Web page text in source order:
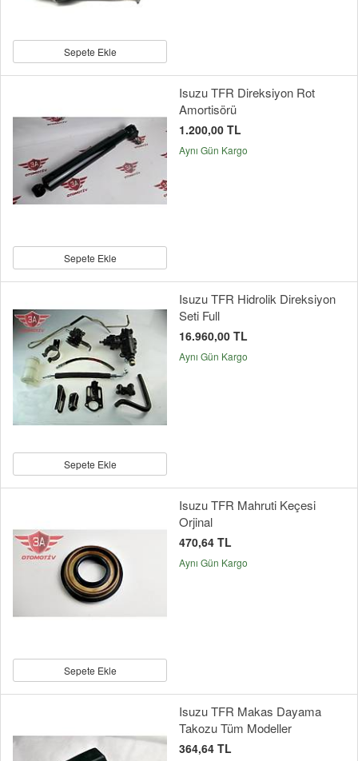
Sepete Ekle
Sepete Ekle
Isuzu TFR Direksiyon Rot
Amortisörü
1.200,00 TL
Aynı Gün Kargo
Sepete Ekle
Isuzu TFR Hidrolik Direksiyon
Seti Full
16.960,00 TL
Aynı Gün Kargo
Sepete Ekle
Isuzu TFR Mahruti Keçesi
Orjinal
470,64 TL
Aynı Gün Kargo
Isuzu TFR Makas Dayama
Takozu Tüm Modeller
364,64 TL